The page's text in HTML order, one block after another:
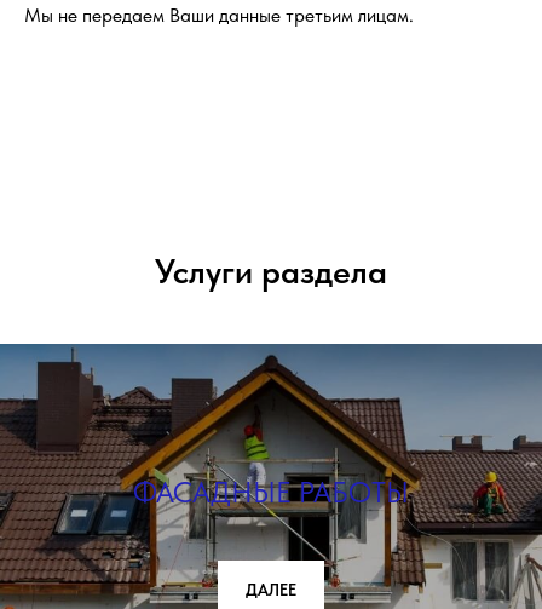
Мы не передаем Ваши данные третьим лицам.
Услуги раздела
ФАСАДНЫЕ РАБОТЫ
ДАЛЕЕ